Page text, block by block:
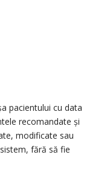
pacientului cu data
recomandate și
modificate sau
fără să fie